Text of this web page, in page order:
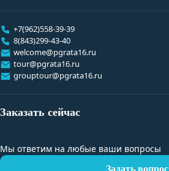
+7(962)558-39-39
8(843)299-43-40
welcome@pgrata16.ru
tour@pgrata16.ru
grouptour@pgrata16.ru
Заказать сейчас
Мы ответим на любые ваши вопросы